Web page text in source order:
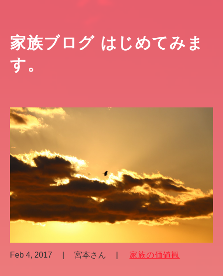
家族ブログ はじめてみま
す。
Feb 4, 2017 宮本さん 家族の価値観